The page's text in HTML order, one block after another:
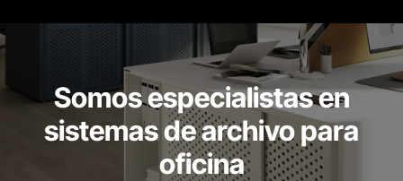
Somos especialistas en
sistemas de archivo para
oficina